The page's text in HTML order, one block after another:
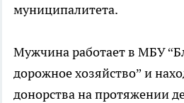
муниципалитета.
Мужчина работает в МБУ
дорожное хозяйство” и
донорства на протяжении